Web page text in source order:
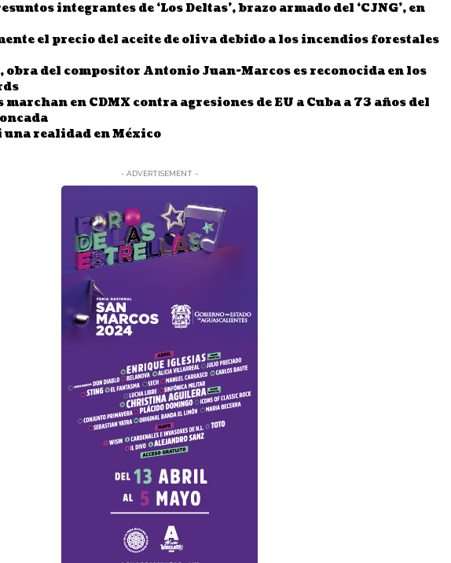
integrantes de ‘Los Deltas’, brazo armado del ‘CJNG’, en
el precio del aceite de oliva debido a los incendios forestales
obra del compositor Antonio Juan-Marcos es reconocida en los
en CDMX contra agresiones de EU a Cuba a 73 años del
una realidad en México
- ADVERTISEMENT -